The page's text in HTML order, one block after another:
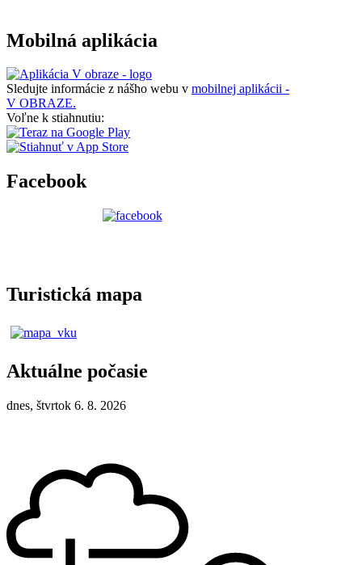
Mobilná aplikácia
Sledujte informácie z nášho webu v mobilnej aplikácii -
V OBRAZE.
Voľne k stiahnutiu:
Facebook
Turistická mapa
Aktuálne počasie
dnes, štvrtok 6. 8. 2026